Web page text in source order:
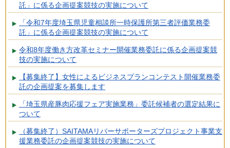
託」に係る企画提案競技の実施について
「令和7年度埼玉県児童相談所一時保護所第三者評価業務委
託」に係る企画提案競技の実施について
令和8年度働き方改革セミナー開催業務委託に係る企画提案競
技の実施について
【募集終了】女性によるビジネスプランコンテスト開催業務委
託の企画提案を募集します
「埼玉県産豚肉応援フェア実施業務」委託候補者の選定結果に
ついて
（募集終了）SAITAMAリバーサポーターズプロジェクト事業支
援業務委託の企画提案競技の実施について